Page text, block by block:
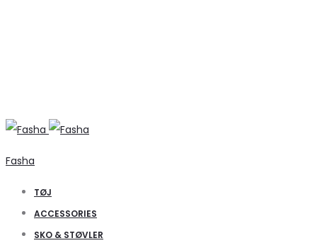
Fasha
TØJ
ACCESSORIES
SKO & STØVLER